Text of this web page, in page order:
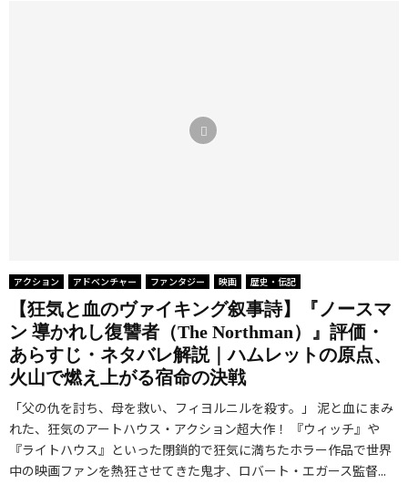
アクション アドベンチャー ファンタジー 映画 歴史・伝記
【狂気と血のヴァイキング叙事詩】『ノースマ
ン 導かれし復讐者（The Northman）』評価・
あらすじ・ネタバレ解説｜ハムレットの原点、
火山で燃え上がる宿命の決戦
「父の仇を討ち、母を救い、フィヨルニルを殺す。」 泥と血にまみ
れた、狂気のアートハウス・アクション超大作！ 『ウィッチ』や
『ライトハウス』といった閉鎖的で狂気に満ちたホラー作品で世界
中の映画ファンを熱狂させてきた鬼才、ロバート・エガース監督...